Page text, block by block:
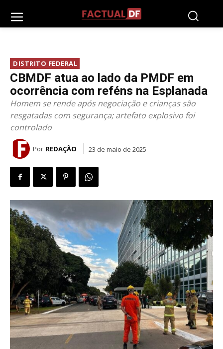
DISTRITO FEDERAL
CBMDF atua ao lado da PMDF em
ocorrência com reféns na Esplanada
Homem se rende após negociação e crianças são
resgatadas com segurança; artefato explosivo foi
controlado
Por REDAÇÃO 23 de maio de 2025